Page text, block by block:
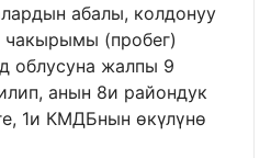
абалы, колдонуу
(пробег)
облусуна жалпы 9
анын 8и райондук
1и КМДБнын өкүлүнө